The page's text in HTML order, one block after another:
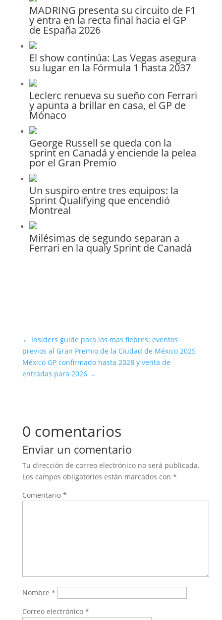
MADRING presenta su circuito de F1
y entra en la recta final hacia el GP
de España 2026
El show continúa: Las Vegas asegura
su lugar en la Fórmula 1 hasta 2037
Leclerc renueva su sueño con Ferrari
y apunta a brillar en casa, el GP de
Mónaco
George Russell se queda con la
sprint en Canadá y enciende la pelea
por el Gran Premio
Un suspiro entre tres equipos: la
Sprint Qualifying que encendió
Montreal
Milésimas de segundo separan a
Ferrari en la qualy Sprint de Canadá
← Insiders guide para los mas fiebres: eventos
previos al Gran Premio de la Ciudad de México 2025
México GP confirmado hasta 2028 y venta de
entradas para 2026→
0 comentarios
Enviar un comentario
Tu dirección de correo electrónico no será publicada.
Los campos obligatorios están marcados con *
Comentario *
Nombre *
Correo electrónico *